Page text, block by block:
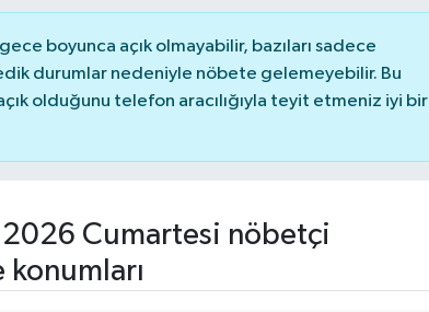
boyunca açık olmayabilir, bazıları sadece
durumlar nedeniyle nöbete gelemeyebilir. Bu
olduğunu telefon aracılığıyla teyit etmeniz iyi bir
Cumartesi nöbetçi